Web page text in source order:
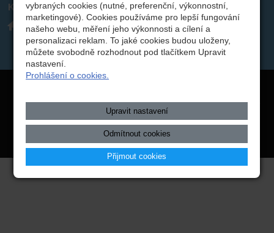
Kontakt
Integrovaná střední škola
technická, Benešov,
Černoleská 1997
317 723 131
skola(zavináč)isstbn.cz
Datová schránka: rzpw2gi
ISSBN(zavináč)kr-s.cz
Twitter
Copyright © 2026 Integrovaná střední škola technická, Benešov,
webové stránkys AI,doménaawebhostingu jediného 5★
registrátora v ČR
Mapa webu|Zobrazit klasickou verzi
vybraných cookies (nutné, preferenční, výkonnostní,
marketingové). Cookies používáme pro lepší fungování
našeho webu, měření jeho výkonnosti a cílení a
personalizaci reklam. To jaké cookies budou uloženy,
můžete svobodně rozhodnout pod tlačítkem Upravit
nastavení.
Prohlášení o cookies.
Upravit nastavení
Odmítnout cookies
Přijmout cookies